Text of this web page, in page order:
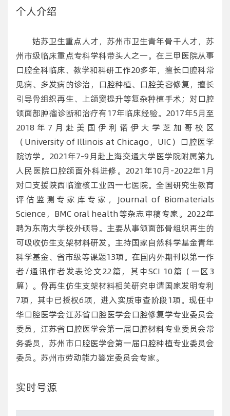
个人介绍
姑苏卫生重点人才，苏州市卫生青年骨干人才，苏
州市级临床重点专科学科带头人之一。在三甲医院从事
口腔全科临床、教学和科研工作20多年，擅长口腔科常
见病、多发病的诊治，口腔种植、口腔美容修复，擅长
引导骨组织再生、上颌窦提升等复杂种植手术；对口腔
颌面部肿瘤诊断和治疗有17年临床经验。2017年5月至
2018年7月赴美国伊利诺伊大学芝加哥校区
（University of Illinois at Chicago，UIC）口腔医学
院访学。2021年7-9月赴上海交通大学医学院附属第九
人民医院口腔颌面外科进修。2021年10月-2022年1月
对口支援陕西临潼核工业四一七医院。全国研究生教育
评估监测专家库专家，Journal of Biomaterials
Science，BMC oral health等杂志审稿专家。2022年
聘为东南大学校外硕导。主要从事颌面部骨组织再生的
可吸收仿生支架材料研发。主持国家自然科学基金青年
科学基金、省市级等课题13项。在国内外期刊以第一作
者/通讯作者发表论文22篇，其中SCI 10篇（一区3
篇）。骨再生仿生支架材料相关研究申请国家发明专利
7项，其中已授权6项，进入实质审查阶段1项。现任中
华口腔医学会江苏省口腔医学会口腔修复学专业委员会
委员，江苏省口腔医学会第一届口腔材料专业委员会常
务委员，苏州市口腔医学会第一届口腔种植专业委员会
委员。苏州市劳动能力鉴定委员会专家。
实时号源